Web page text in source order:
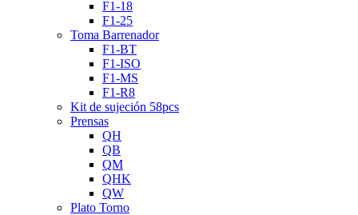
F1-18
F1-25
Toma Barrenador
F1-BT
F1-ISO
F1-MS
F1-R8
Kit de sujeción 58pcs
Prensas
QH
QB
QM
QHK
QW
Plato Torno